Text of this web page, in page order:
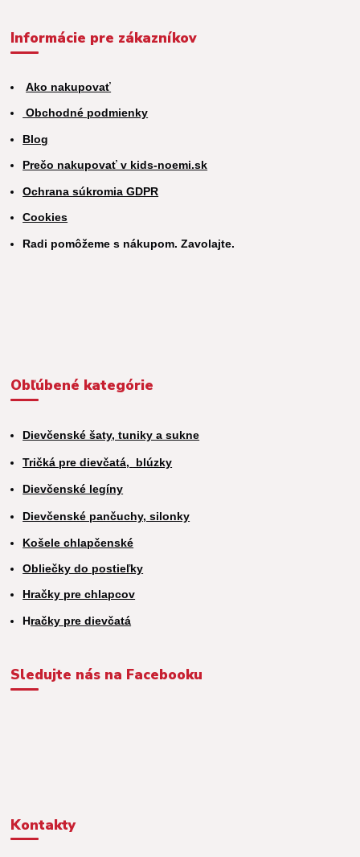
Informácie pre zákazníkov
Ako nakupovať
Obchodné podmienky
Blog
Prečo nakupovať v kids-noemi.sk
Ochrana súkromia GDPR
Cookies
Radi pomôžeme s nákupom. Zavolajte.
Obľúbené kategórie
Dievčenské šaty, tuniky a sukne
Tričká pre dievčatá, blúzky
Dievčenské legíny
Dievčenské pančuchy, silonky
Košele chlapčenské
Obliečky do postieľky
Hračky pre chlapcov
Hračky pre dievčatá
Sledujte nás na Facebooku
Kontakty